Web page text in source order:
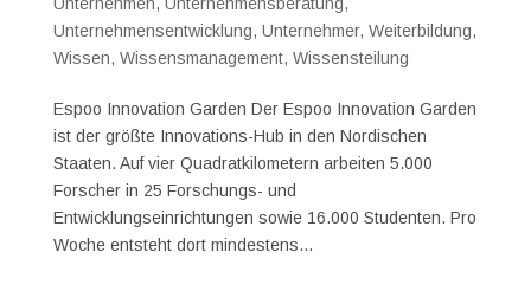
Unternehmensentwicklung, Unternehmer, Weiterbildung,
Wissen, Wissensmanagement, Wissensteilung
Espoo Innovation Garden Der Espoo Innovation Garden
ist der größte Innovations-Hub in den Nordischen
Staaten. Auf vier Quadratkilometern arbeiten 5.000
Forscher in 25 Forschungs- und
Entwicklungseinrichtungen sowie 16.000 Studenten. Pro
Woche entsteht dort mindestens...